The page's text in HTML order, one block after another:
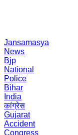
Jansamasya
News
Bjp
National
Police
Bihar
India
कांग्रेस
Gujarat
Accident
Congress